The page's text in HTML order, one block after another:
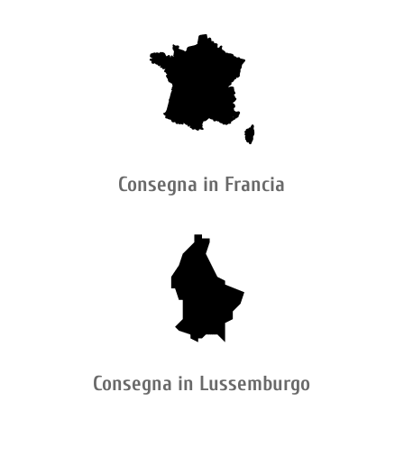
Consegna in Francia
Consegna in Lussemburgo